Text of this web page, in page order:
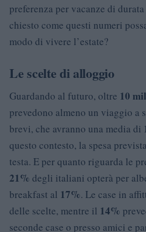
preferenza per vacanze di
chiesto come questi numeri
modo di vivere l’estate?
Le scelte di alloggio
Guardando al futuro, oltre 10
prevedono almeno un viaggio a
brevi, che avranno una media di
questo contesto, la spesa
testa. E per quanto riguarda le
21% degli italiani opterà per
breakfast al 17%. Le case in
delle scelte, mentre il 14%
seconde case o presso amici e